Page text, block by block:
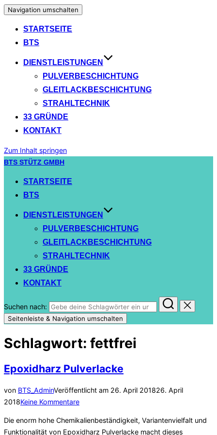
Navigation umschalten
STARTSEITE
BTS
DIENSTLEISTUNGEN
PULVERBESCHICHTUNG
GLEITLACKBESCHICHTUNG
STRAHLTECHNIK
33 GRÜNDE
KONTAKT
Zum Inhalt springen
BTS STÜTZ GMBH
STARTSEITE
BTS
DIENSTLEISTUNGEN
PULVERBESCHICHTUNG
GLEITLACKBESCHICHTUNG
STRAHLTECHNIK
33 GRÜNDE
KONTAKT
Suchen nach:
Seitenleiste & Navigation umschalten
Schlagwort: fettfrei
Epoxidharz Pulverlacke
von BTS_AdminVeröffentlicht am 26. April 201826. April
2018Keine Kommentare
Die enorm hohe Chemikalienbeständigkeit, Variantenvielfalt und
Funktionalität von Epoxidharz Pulverlacke macht dieses